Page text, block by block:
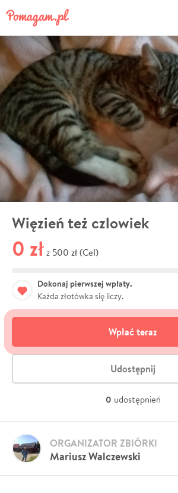
Więzień też czlowiek
0 zł z 500 zł (Cel)
Dokonaj pierwszej wpłaty.
Każda złotówka się liczy.
Wpłać teraz
Udostępnij
0 udostępnień
Mariusz Walczewski
ORGANIZATOR ZBIÓRKI